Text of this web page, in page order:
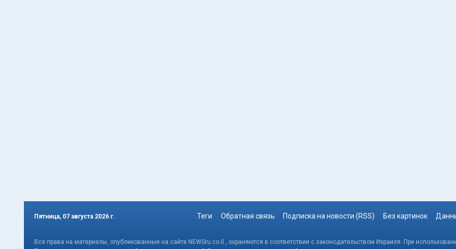
Пятница, 07 августа 2026 г. Теги Обратная связь Подписка на новости (RSS) Без картинок
Все права на материалы, опубликованные на сайте NEWSru.co.il , охраняются в соответствии с законодательством Израиля. При